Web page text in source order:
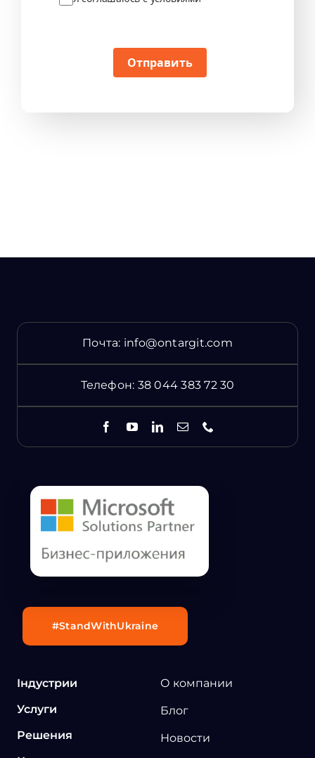
Отправить
Почта: info@ontargit.com
Телефон: 38 044 383 72 30
Індустрии
Услуги
Решения
О компании
Блог
Новости
#StandWithUkraine